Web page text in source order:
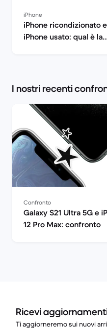
iPhone
iPhone ricondizionato e
iPhone usato: qual è la
I nostri recenti
Confronto
Galaxy S21 Ultra 5G e
12 Pro Max: confronto
Ricevi
Ti aggiorneremo sui nuovi